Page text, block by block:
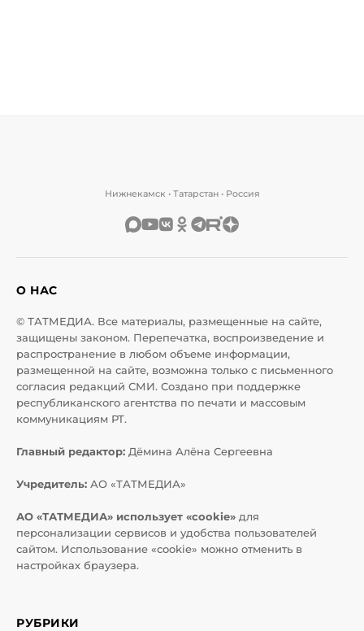
Нижнекамск • Татарстан • Россия
О НАС
© ТАТМЕДИА. Все материалы, размещенные на сайте,
защищены законом. Перепечатка, воспроизведение и
распространение в любом объеме информации,
размещенной на сайте, возможна только с письменного
согласия редакций СМИ. Создано при поддержке
республиканского агентства по печати и массовым
коммуникациям РТ.
Главный редактор: Дёмина Алёна Сергеевна
Учредитель: АО «ТАТМЕДИА»
АО «ТАТМЕДИА» использует «cookie» для
персонализации сервисов и удобства пользователей
сайтом. Использование «cookie» можно отменить в
настройках браузера.
РУБРИКИ